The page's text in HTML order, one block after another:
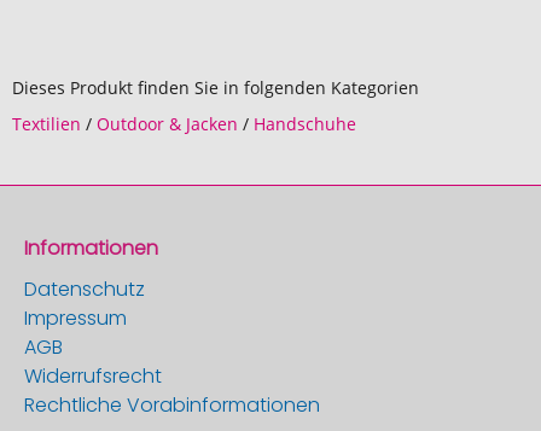
Dieses Produkt finden Sie in folgenden Kategorien
Textilien / Outdoor & Jacken / Handschuhe
Informationen
Datenschutz
Impressum
AGB
Widerrufsrecht
Rechtliche Vorabinformationen